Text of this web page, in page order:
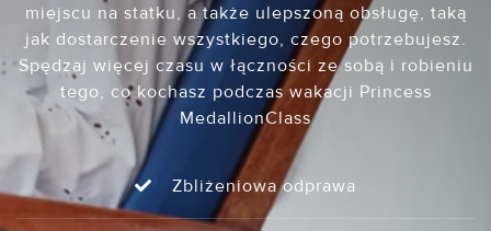
miejscu na statku, a także ulepszoną obsługę, taką
jak dostarczenie wszystkiego, czego potrzebujesz.
Spędzaj więcej czasu w łączności ze sobą i robieniu
tego, co kochasz podczas wakacji Princess
MedallionClass
Zbliżeniowa odprawa